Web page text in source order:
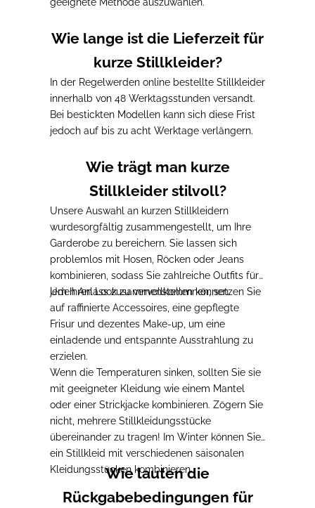
Wie lange ist die Lieferzeit für
kurze Stillkleider?
In der Regel werden online bestellte Stillkleider
innerhalb von 48 Werktagsstunden versandt.
Bei bestickten Modellen kann sich diese Frist
jedoch auf bis zu acht Werktage verlängern.
Wie trägt man kurze
Stillkleider stilvoll?
Unsere Auswahl an kurzen Stillkleidern
wurdesorgfältig zusammengestellt, um Ihre
Garderobe zu bereichern. Sie lassen sich
problemlos mit Hosen, Röcken oder Jeans
kombinieren, sodass Sie zahlreiche Outfits für
jeden Anlass zusammenstellen können.
Um Ihren Look zu vervollkommnen, setzen Sie
auf raffinierte Accessoires , eine gepflegte
Frisur und dezentes Make-up, um eine
einladende und entspannte Ausstrahlung zu
erzielen.
Wenn die Temperaturen sinken, sollten Sie sie
mit geeigneter Kleidung wie einem Mantel
oder einer Strickjacke kombinieren. Zögern Sie
nicht, mehrere Stillkleidungsstücke
übereinander zu tragen! Im Winter können Sie
ein Stillkleid mit verschiedenen saisonalen
Kleidungsstücken kombinieren.
Wie lauten die
Rückgabebedingungen für